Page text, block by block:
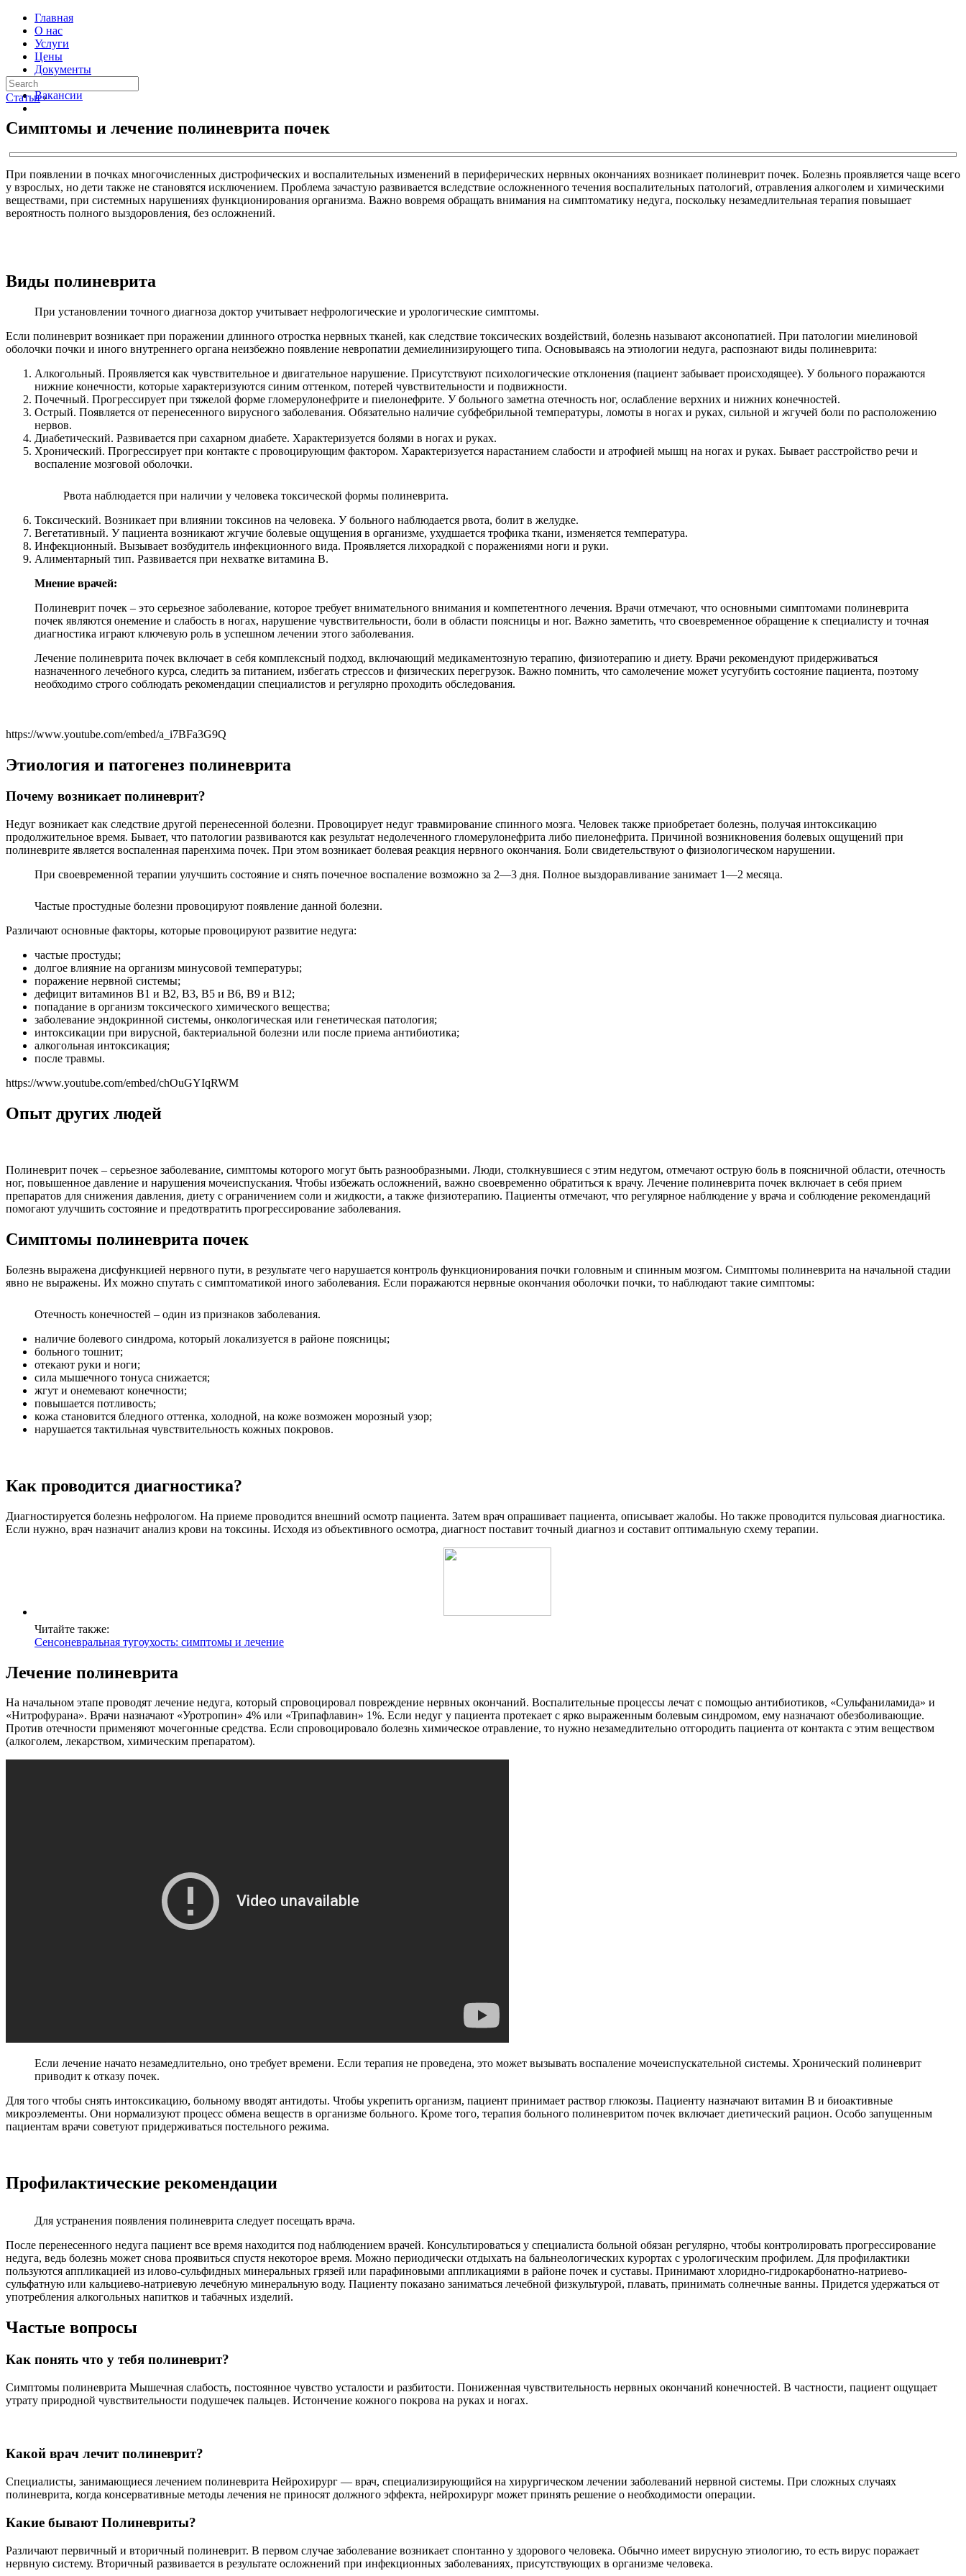
Главная
О нас
Услуги
Цены
Документы
Контакты
Вакансии
Статьи ›
Симптомы и лечение полиневрита почек
При появлении в почках многочисленных дистрофических и воспалительных изменений в периферических нервных окончаниях возникает полиневрит почек. Болезнь проявляется чаще всего
у взрослых, но дети также не становятся исключением. Проблема зачастую развивается вследствие осложненного течения воспалительных патологий, отравления алкоголем и химическими
веществами, при системных нарушениях функционирования организма. Важно вовремя обращать внимания на симптоматику недуга, поскольку незамедлительная терапия повышает
вероятность полного выздоровления, без осложнений.
Виды полиневрита
При установлении точного диагноза доктор учитывает нефрологические и урологические симптомы.
Если полиневрит возникает при поражении длинного отростка нервных тканей, как следствие токсических воздействий, болезнь называют аксонопатией. При патологии миелиновой
оболочки почки и иного внутреннего органа неизбежно появление невропатии демиелинизирующего типа. Основываясь на этиологии недуга, распознают виды полиневрита:
Алкогольный. Проявляется как чувствительное и двигательное нарушение. Присутствуют психологические отклонения (пациент забывает происходящее). У больного поражаются
нижние конечности, которые характеризуются синим оттенком, потерей чувствительности и подвижности.
Почечный. Прогрессирует при тяжелой форме гломерулонефрите и пиелонефрите. У больного заметна отечность ног, ослабление верхних и нижних конечностей.
Острый. Появляется от перенесенного вирусного заболевания. Обязательно наличие субфебрильной температуры, ломоты в ногах и руках, сильной и жгучей боли по расположению
нервов.
Диабетический. Развивается при сахарном диабете. Характеризуется болями в ногах и руках.
Хронический. Прогрессирует при контакте с провоцирующим фактором. Характеризуется нарастанием слабости и атрофией мышц на ногах и руках. Бывает расстройство речи и
воспаление мозговой оболочки.
Рвота наблюдается при наличии у человека токсической формы полиневрита.
Токсический. Возникает при влиянии токсинов на человека. У больного наблюдается рвота, болит в желудке.
Вегетативный. У пациента возникают жгучие болевые ощущения в организме, ухудшается трофика ткани, изменяется температура.
Инфекционный. Вызывает возбудитель инфекционного вида. Проявляется лихорадкой с поражениями ноги и руки.
Алиментарный тип. Развивается при нехватке витамина В.
Мнение врачей:
Полиневрит почек – это серьезное заболевание, которое требует внимательного внимания и компетентного лечения. Врачи отмечают, что основными симптомами полиневрита
почек являются онемение и слабость в ногах, нарушение чувствительности, боли в области поясницы и ног. Важно заметить, что своевременное обращение к специалисту и точная
диагностика играют ключевую роль в успешном лечении этого заболевания.
Лечение полиневрита почек включает в себя комплексный подход, включающий медикаментозную терапию, физиотерапию и диету. Врачи рекомендуют придерживаться
назначенного лечебного курса, следить за питанием, избегать стрессов и физических перегрузок. Важно помнить, что самолечение может усугубить состояние пациента, поэтому
необходимо строго соблюдать рекомендации специалистов и регулярно проходить обследования.
https://www.youtube.com/embed/a_i7BFa3G9Q
Этиология и патогенез полиневрита
Почему возникает полиневрит?
Недуг возникает как следствие другой перенесенной болезни. Провоцирует недуг травмирование спинного мозга. Человек также приобретает болезнь, получая интоксикацию
продолжительное время. Бывает, что патологии развиваются как результат недолеченного гломерулонефрита либо пиелонефрита. Причиной возникновения болевых ощущений при
полиневрите является воспаленная паренхима почек. При этом возникает болевая реакция нервного окончания. Боли свидетельствуют о физиологическом нарушении.
При своевременной терапии улучшить состояние и снять почечное воспаление возможно за 2—3 дня. Полное выздоравливание занимает 1—2 месяца.
Частые простудные болезни провоцируют появление данной болезни.
Различают основные факторы, которые провоцируют развитие недуга:
частые простуды;
долгое влияние на организм минусовой температуры;
поражение нервной системы;
дефицит витаминов В1 и В2, В3, В5 и В6, В9 и В12;
попадание в организм токсического химического вещества;
заболевание эндокринной системы, онкологическая или генетическая патология;
интоксикации при вирусной, бактериальной болезни или после приема антибиотика;
алкогольная интоксикация;
после травмы.
https://www.youtube.com/embed/chOuGYIqRWM
Опыт других людей
Полиневрит почек – серьезное заболевание, симптомы которого могут быть разнообразными. Люди, столкнувшиеся с этим недугом, отмечают острую боль в поясничной области, отечность
ног, повышенное давление и нарушения мочеиспускания. Чтобы избежать осложнений, важно своевременно обратиться к врачу. Лечение полиневрита почек включает в себя прием
препаратов для снижения давления, диету с ограничением соли и жидкости, а также физиотерапию. Пациенты отмечают, что регулярное наблюдение у врача и соблюдение рекомендаций
помогают улучшить состояние и предотвратить прогрессирование заболевания.
Симптомы полиневрита почек
Болезнь выражена дисфункцией нервного пути, в результате чего нарушается контроль функционирования почки головным и спинным мозгом. Симптомы полиневрита на начальной стадии
явно не выражены. Их можно спутать с симптоматикой иного заболевания. Если поражаются нервные окончания оболочки почки, то наблюдают такие симптомы:
Отечность конечностей – один из признаков заболевания.
наличие болевого синдрома, который локализуется в районе поясницы;
больного тошнит;
отекают руки и ноги;
сила мышечного тонуса снижается;
жгут и онемевают конечности;
повышается потливость;
кожа становится бледного оттенка, холодной, на коже возможен морозный узор;
нарушается тактильная чувствительность кожных покровов.
Как проводится диагностика?
Диагностируется болезнь нефрологом. На приеме проводится внешний осмотр пациента. Затем врач опрашивает пациента, описывает жалобы. Но также проводится пульсовая диагностика.
Если нужно, врач назначит анализ крови на токсины. Исходя из объективного осмотра, диагност поставит точный диагноз и составит оптимальную схему терапии.
Читайте также:
Сенсоневральная тугоухость: симптомы и лечение
Лечение полиневрита
На начальном этапе проводят лечение недуга, который спровоцировал повреждение нервных окончаний. Воспалительные процессы лечат с помощью антибиотиков, «Сульфаниламида» и
«Нитрофурана». Врачи назначают «Уротропин» 4% или «Трипафлавин» 1%. Если недуг у пациента протекает с ярко выраженным болевым синдромом, ему назначают обезболивающие.
Против отечности применяют мочегонные средства. Если спровоцировало болезнь химическое отравление, то нужно незамедлительно отгородить пациента от контакта с этим веществом
(алкоголем, лекарством, химическим препаратом).
Если лечение начато незамедлительно, оно требует времени. Если терапия не проведена, это может вызывать воспаление мочеиспускательной системы. Хронический полиневрит
приводит к отказу почек.
Для того чтобы снять интоксикацию, больному вводят антидоты. Чтобы укрепить организм, пациент принимает раствор глюкозы. Пациенту назначают витамин В и биоактивные
микроэлементы. Они нормализуют процесс обмена веществ в организме больного. Кроме того, терапия больного полиневритом почек включает диетический рацион. Особо запущенным
пациентам врачи советуют придерживаться постельного режима.
Профилактические рекомендации
Для устранения появления полиневрита следует посещать врача.
После перенесенного недуга пациент все время находится под наблюдением врачей. Консультироваться у специалиста больной обязан регулярно, чтобы контролировать прогрессирование
недуга, ведь болезнь может снова проявиться спустя некоторое время. Можно периодически отдыхать на бальнеологических курортах с урологическим профилем. Для профилактики
пользуются аппликацией из илово-сульфидных минеральных грязей или парафиновыми аппликациями в районе почек и суставы. Принимают хлоридно-гидрокарбонатно-натриево-
сульфатную или кальциево-натриевую лечебную минеральную воду. Пациенту показано заниматься лечебной физкультурой, плавать, принимать солнечные ванны. Придется удержаться от
употребления алкогольных напитков и табачных изделий.
Частые вопросы
Как понять что у тебя полиневрит?
Симптомы полиневрита Мышечная слабость, постоянное чувство усталости и разбитости. Пониженная чувствительность нервных окончаний конечностей. В частности, пациент ощущает
утрату природной чувствительности подушечек пальцев. Истончение кожного покрова на руках и ногах.
Какой врач лечит полиневрит?
Специалисты, занимающиеся лечением полиневрита Нейрохирург — врач, специализирующийся на хирургическом лечении заболеваний нервной системы. При сложных случаях
полиневрита, когда консервативные методы лечения не приносят должного эффекта, нейрохирург может принять решение о необходимости операции.
Какие бывают Полиневриты?
Различают первичный и вторичный полиневрит. В первом случае заболевание возникает спонтанно у здорового человека. Обычно имеет вирусную этиологию, то есть вирус поражает
нервную систему. Вторичный развивается в результате осложнений при инфекционных заболеваниях, присутствующих в организме человека.